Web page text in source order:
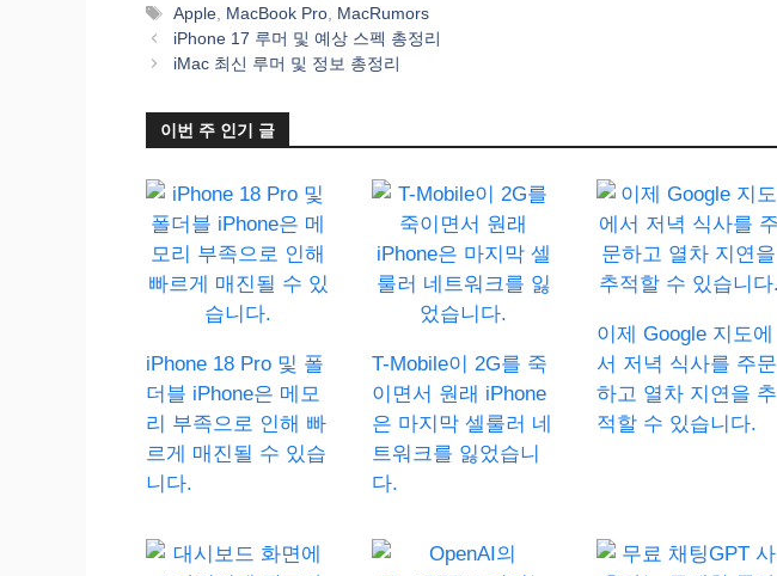
테
고
리
태
그
Apple, MacBook Pro, MacRumors
iPhone 17 루머 및 예상 스펙 총정리
iMac 최신 루머 및 정보 총정리
이번 주 인기 글
iPhone 18 Pro 및 폴
더블 iPhone은 메모
리 부족으로 인해 빠
르게 매진될 수 있습
니다.
T-Mobile이 2G를 죽
이면서 원래 iPhone
은 마지막 셀룰러 네
트워크를 잃었습니
다.
이제 Google 지도에
서 저녁 식사를 주문
하고 열차 지연을 추
적할 수 있습니다.